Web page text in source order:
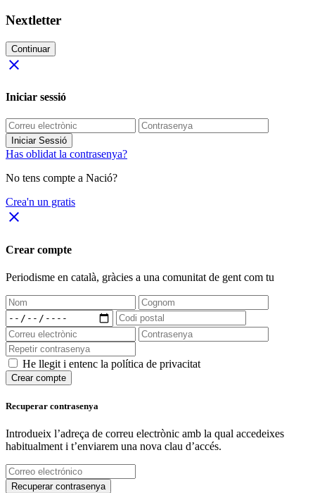
Nextletter
Continuar
close
Iniciar sessió
Iniciar Sessió
Has oblidat la contrasenya?
No tens compte a Nació?
Crea'n un gratis
close
Crear compte
Periodisme en català, gràcies a una comunitat de gent com tu
He llegit i entenc la política de privacitat
Crear compte
Recuperar contrasenya
Introdueix l’adreça de correu electrònic amb la qual accedeixes
habitualment i t’enviarem una nova clau d’accés.
Recuperar contrasenya